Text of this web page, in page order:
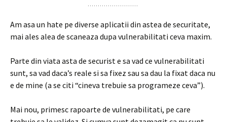
Am asa un hate pe diverse aplicatii din astea de securitate,
mai ales alea de scaneaza dupa vulnerabilitati ceva maxim.
Parte din viata asta de securist e sa vad ce vulnerabilitati
sunt, sa vad daca’s reale si sa fixez sau sa dau la fixat daca nu
e de mine (a se citi “cineva trebuie sa programeze ceva”).
Mai nou, primesc rapoarte de vulnerabilitati, pe care